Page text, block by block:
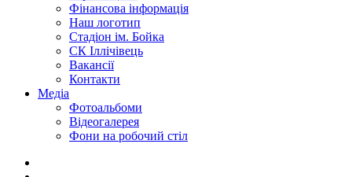
Фінансова інформація
Наш логотип
Стадіон ім. Бойка
СК Іллічівець
Вакансії
Контакти
Медіа
Фотоальбоми
Відеогалерея
Фони на робочий стіл